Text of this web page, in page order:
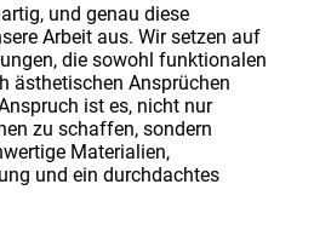
und genau diese
Arbeit aus. Wir setzen auf
die sowohl funktionalen
ästhetischen Ansprüchen
ist es, nicht nur
zu schaffen, sondern
Materialien,
und ein durchdachtes